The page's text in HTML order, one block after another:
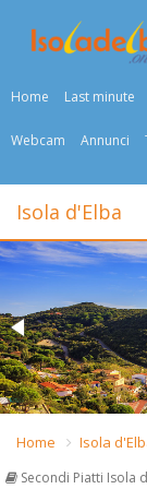
Home Last minute
Webcam Annunci
Isola d'Elba
Home Isola
Secondi Piatti Isola